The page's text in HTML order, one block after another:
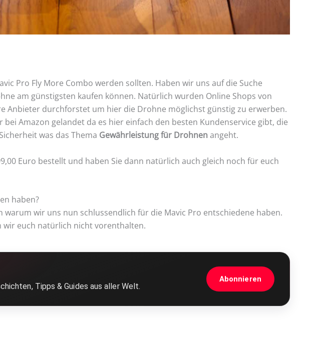
Pro Fly More Combo werden sollten. Haben wir uns auf die Suche
am günstigsten kaufen können. Natürlich wurden Online Shops von
Anbieter durchforstet um hier die Drohne möglichst günstig zu erwerben.
Amazon gelandet da es hier einfach den besten Kundenservice gibt, die
was das Thema Gewährleistung für Drohnen angeht.
Euro bestellt und haben Sie dann natürlich auch gleich noch für euch
haben?
wir uns nun schlussendlich für die Mavic Pro entschiedene haben.
wir euch natürlich nicht vorenthalten.
Tipps & Guides aus aller Welt.
Abonnieren